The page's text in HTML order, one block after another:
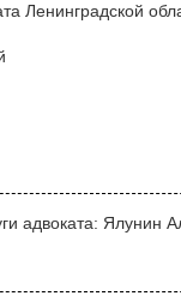
Ленинградской
адвоката: Ялунин